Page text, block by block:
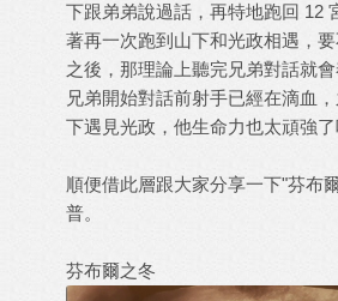
下跟弟弟說過話，再特地跑回 12
著再一次跑到山下和光政相遇，
之後，那理論上聽完兄弟對話就
兄弟開始對話前射手已經在滴血
下遇見光政，他生命力也太頑強
順便借此層跟大家分享一下"芬布
普。
芬布爾之冬